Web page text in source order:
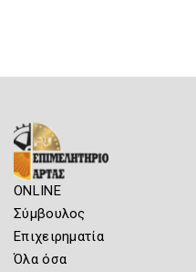
ONLINE
Σύμβουλος
Επιχειρηματία
Όλα όσα